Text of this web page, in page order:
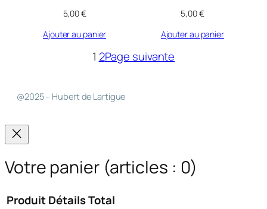
5,00€
Ajouter au panier
5,00€
Ajouter au panier
1 2Page suivante
@2025 – Hubert de Lartigue
Votre panier (articles : 0)
Produit DétailsTotal